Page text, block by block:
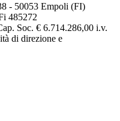
- 50053 Empoli (FI)
485272
Soc. € 6.714.286,00 i.v.
di direzione e